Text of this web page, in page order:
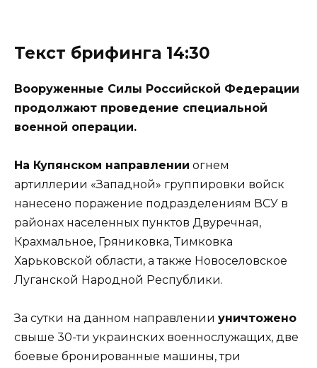
Текст брифинга 14:30
Вооруженные Силы Российской Федерации
продолжают проведение специальной
военной операции.
На Купянском направлении огнем
артиллерии «Западной» группировки войск
нанесено поражение подразделениям ВСУ в
районах населенных пунктов Двуречная,
Крахмальное, Гряниковка, Тимковка
Харьковской области, а также Новоселовское
Луганской Народной Республики.
За сутки на данном направлении уничтожено
свыше 30-ти украинских военнослужащих, две
боевые бронированные машины, три